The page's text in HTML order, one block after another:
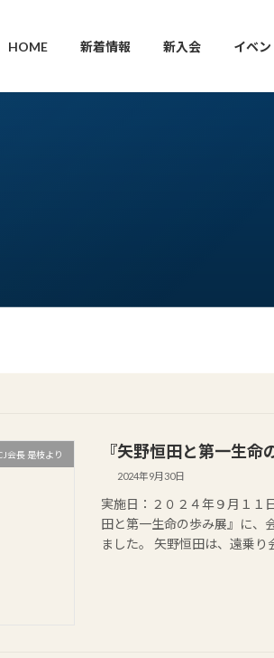
HOME 新着情報 新入会 イベ
会長 是枝より 『矢野恒田と第一生
2024年9月30日
実施日：２０２４年９月１１
田と第一生命の歩み展』に、
ました。 矢野恒田は、遠乗